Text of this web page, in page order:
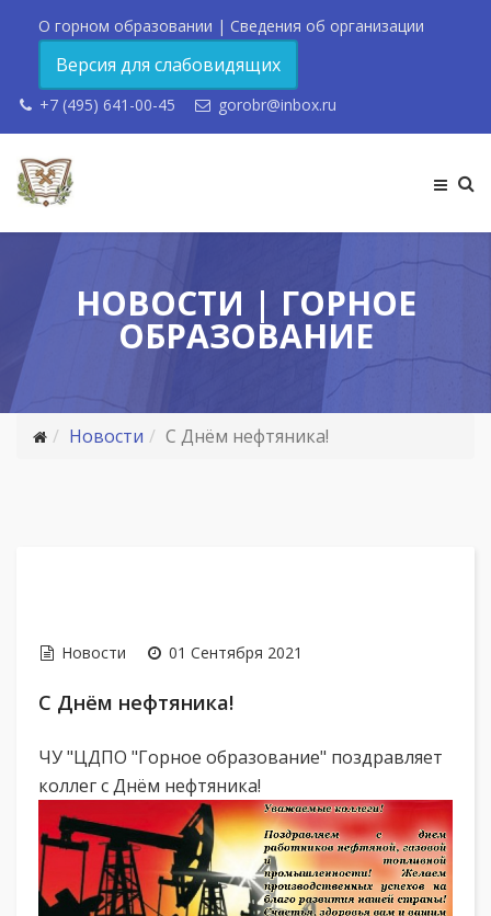
О горном образовании | Сведения об организации
Версия для слабовидящих
+7 (495) 641-00-45 gorobr@inbox.ru
НОВОСТИ | ГОРНОЕ
ОБРАЗОВАНИЕ
Новости С Днём нефтяника!
Новости 01 Сентября 2021
С Днём нефтяника!
ЧУ "ЦДПО "Горное образование" поздравляет
коллег с Днём нефтяника!